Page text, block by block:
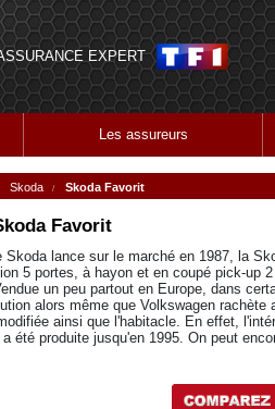
EXPERT
Les assureurs
Skoda Skoda Favorit
Favorit
Skoda lance sur le marché en 1987, la
5 portes, à hayon et en coupé pick-up
un peu partout en Europe, dans
alors même que Volkswagen
ainsi que l'habitacle. En effet,
été produite jusqu'en 1995. On peut